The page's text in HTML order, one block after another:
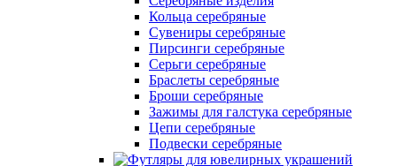
Кольца серебряные
Сувениры серебряные
Пирсинги серебряные
Серьги серебряные
Браслеты серебряные
Броши серебряные
Зажимы для галстука серебряные
Цепи серебряные
Подвески серебряные